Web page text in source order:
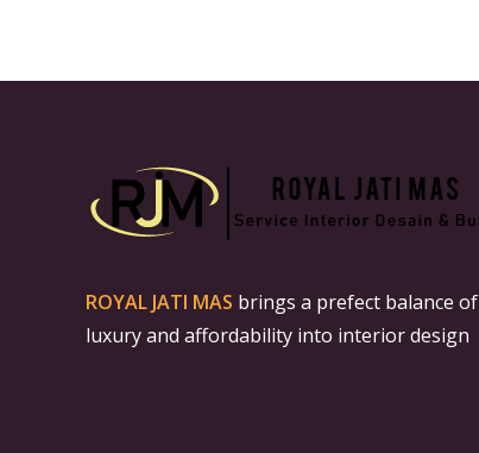
ROYAL JATI MAS brings a prefect balance of
luxury and affordability into interior design